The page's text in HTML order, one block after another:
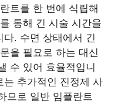
트를 한 번에 식립해
통해 긴 시술 시간을
. 수면 상태에서 긴
을 필요로 하는 대신
수 있어 효율적입니
는 추가적인 진정제 사
므로 일반 임플란트